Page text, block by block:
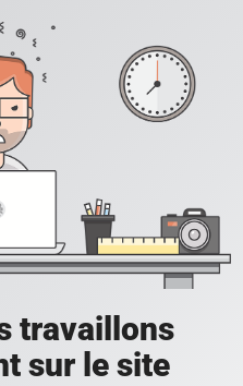
travaillons
sur le site